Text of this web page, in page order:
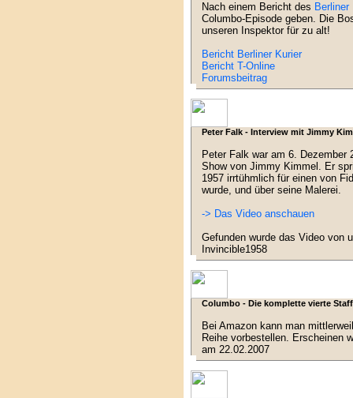
Nach einem Bericht des Berliner
Columbo-Episode geben. Die
unseren Inspektor für zu alt!
Bericht Berliner Kurier
Bericht T-Online
Forumsbeitrag
Peter Falk - Interview mit Jimmy
Peter Falk war am 6. Dezember
Show von Jimmy Kimmel. Er
1957 irrtühmlich für einen von
wurde, und über seine Malerei.
-> Das Video anschauen
Gefunden wurde das Video von
Invincible1958
Columbo - Die komplette vierte
Bei Amazon kann man
Reihe vorbestellen. Erscheinen
am 22.02.2007